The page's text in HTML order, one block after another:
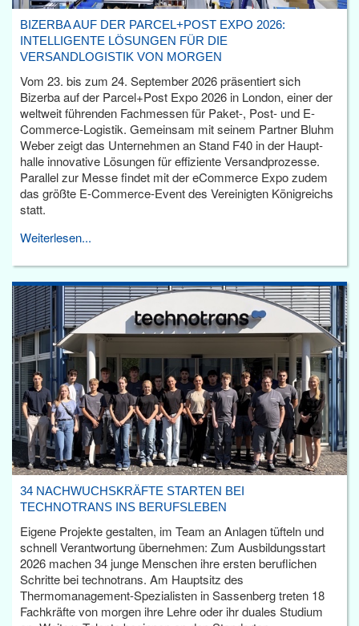
BIZERBA AUF DER PARCEL+POST EXPO 2026:
INTELLIGENTE LÖSUNGEN FÜR DIE
VERSANDLOGISTIK VON MORGEN
Vom 23. bis zum 24. September 2026 präsentiert sich
Bizerba auf der Parcel+Post Expo 2026 in London, einer der
weltweit führenden Fachmessen für Paket-, Post- und E-
Commerce-Logistik. Gemeinsam mit seinem Partner Bluhm
Weber zeigt das Unternehmen an Stand F40 in der Haupt­
halle innovative Lösungen für effiziente Versandprozesse.
Parallel zur Messe findet mit der eCommerce Expo zudem
das größte E-Commerce-Event des Vereinigten Königreichs
statt.
Weiterlesen...
34 NACHWUCHSKRÄFTE STARTEN BEI
TECHNOTRANS INS BERUFSLEBEN
Eigene Projekte gestalten, im Team an Anlagen tüfteln und
schnell Verantwortung übernehmen: Zum Ausbildungsstart
2026 machen 34 junge Menschen ihre ersten beruflichen
Schritte bei technotrans. Am Hauptsitz des
Thermomanagement-Spezialisten in Sassenberg treten 18
Fachkräfte von morgen ihre Lehre oder ihr duales Studium